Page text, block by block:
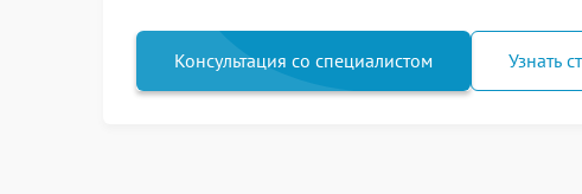
Консультация со специалистом Узнать